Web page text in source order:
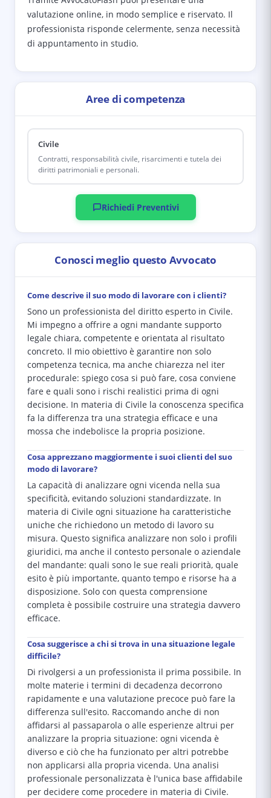
valutazione online, in modo semplice e riservato. Il
professionista risponde celermente, senza necessità
di appuntamento in studio.
Aree di competenza
Civile
Contratti, responsabilità civile, risarcimenti e tutela dei
diritti patrimoniali e personali.
Richiedi Preventivi
Conosci meglio questo Avvocato
Come descrive il suo modo di lavorare con i clienti?
Sono un professionista del diritto esperto in Civile.
Mi impegno a offrire a ogni mandante supporto
legale chiara, competente e orientata al risultato
concreto. Il mio obiettivo è garantire non solo
competenza tecnica, ma anche chiarezza nel iter
procedurale: spiego cosa si può fare, cosa conviene
fare e quali sono i rischi realistici prima di ogni
decisione. In materia di Civile la conoscenza specifica
fa la differenza tra una strategia efficace e una
mossa che indebolisce la propria posizione.
Cosa apprezzano maggiormente i suoi clienti del suo
modo di lavorare?
La capacità di analizzare ogni vicenda nella sua
specificità, evitando soluzioni standardizzate. In
materia di Civile ogni situazione ha caratteristiche
uniche che richiedono un metodo di lavoro su
misura. Questo significa analizzare non solo i profili
giuridici, ma anche il contesto personale o aziendale
del mandante: quali sono le sue reali priorità, quale
esito è più importante, quanto tempo e risorse ha a
disposizione. Solo con questa comprensione
completa è possibile costruire una strategia davvero
efficace.
Cosa suggerisce a chi si trova in una situazione legale
difficile?
Di rivolgersi a un professionista il prima possibile. In
molte materie i termini di decadenza decorrono
rapidamente e una valutazione precoce può fare la
differenza sull'esito. Raccomando anche di non
affidarsi al passaparola o alle esperienze altrui per
analizzare la propria situazione: ogni vicenda è
diverso e ciò che ha funzionato per altri potrebbe
non applicarsi alla propria vicenda. Una analisi
professionale personalizzata è l'unica base affidabile
per decidere come procedere in materia di Civile.